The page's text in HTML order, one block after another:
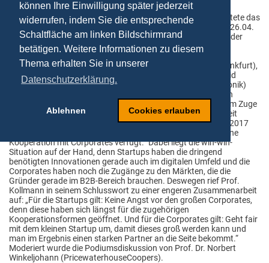
können Ihre Einwilligung später jederzeit
widerrufen, indem Sie die entsprechende
Schaltfläche am linken Bildschirmrand
betätigen. Weitere Informationen zu diesem
Thema erhalten Sie in unserer
Datenschutzerklärung.
Ablehnen Cookies erlauben
27.04.2018
„Start-ups und Corporate Venturing“, so lautete das
Motto der Schmalenbach-Tagung 2018 am 26.04.
in Köln. Prof. Dr. Tobias Kollmann war einer der
Teilnehmer an der abschließenden
Podiumsdiskussion und zusammen mit Dr.
Sebastian Schäfer (FinTech Community Frankfurt),
Jan Fricke (Schmalenbach-Stipendiat), Ingrid
Hiesinger (Revotech) und Ute Wolf (CFO Evonik)
wurde über die Möglichkeiten der Zusammenarbeit zwischen
Startups und etablierten Unternehmen gesprochen. In diesem Zuge
machte Prof. Kollmann deutlich, dass „diese Zusammenarbeit
schon längst gelebt wird und der Deutsche Startup Monitor 2017
dies auch bestätigt, da die Hälfte der Startups schon über eine
Kooperation mit Corporates verfügt.“ Dabei liegt die win-win-
Situation auf der Hand, denn Startups haben die dringend
benötigten Innovationen gerade auch im digitalen Umfeld und die
Corporates haben noch die Zugänge zu den Märkten, die die
Gründer gerade im B2B-Bereich brauchen. Deswegen rief Prof.
Kollmann in seinem Schlusswort zu einer engeren Zusammenarbeit
auf: „Für die Startups gilt: Keine Angst vor den großen Corporates,
denn diese haben sich längst für die zugehörigen
Kooperationsformen geöffnet. Und für die Corporates gilt: Geht fair
mit dem kleinen Startup um, damit dieses groß werden kann und
man im Ergebnis einen starken Partner an die Seite bekommt.“
Moderiert wurde die Podiumsdiskussion von Prof. Dr. Norbert
Winkeljohann (PricewaterhouseCoopers).